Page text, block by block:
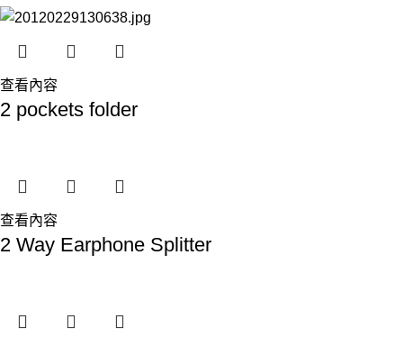
查看內容
2 pockets folder
查看內容
2 Way Earphone Splitter